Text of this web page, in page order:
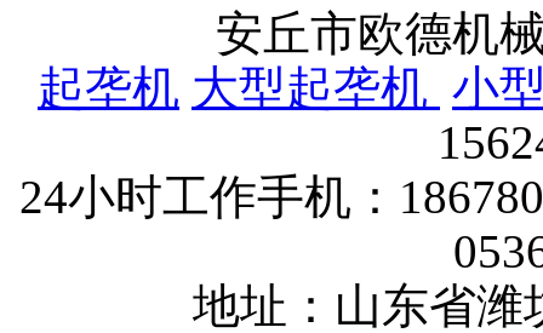
安丘市欧德机
起垄机 大型起垄机 小
24小时工作手机：
地址：山东省